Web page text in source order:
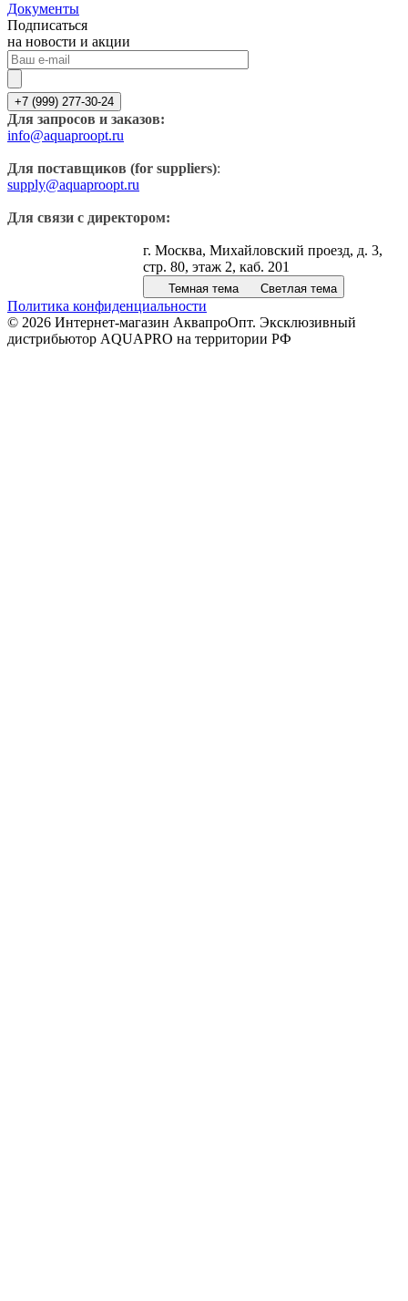
Документы
Подписаться
на новости и акции
+7 (999) 277-30-24
Для запросов и заказов:
info@aquaproopt.ru
Для поставщиков (for suppliers):
supply@aquaproopt.ru
Для связи с директором:
г. Москва, Михайловский проезд, д. 3,
стр. 80, этаж 2, каб. 201
Темная тема Светлая тема
Политика конфиденциальности
© 2026 Интернет-магазин АквапроОпт. Эксклюзивный
дистрибьютор AQUAPRO на территории РФ